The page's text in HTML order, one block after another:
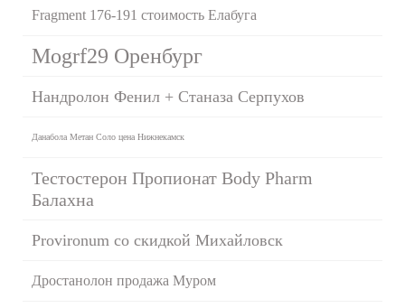
Fragment 176-191 стоимость Елабуга
Mogrf29 Оренбург
Нандролон Фенил + Станаза Серпухов
Данабола Метан Соло цена Нижнекамск
Тестостерон Пропионат Body Pharm
Балахна
Provironum со скидкой Михайловск
Дростанолон продажа Муром